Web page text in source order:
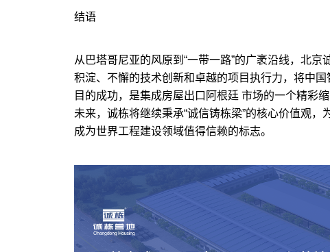
结语
从巴塔哥尼亚的风原到“一带一路”的广袤沿线，北
积淀、不懈的技术创新和卓越的项目执行力，将中
目的成功，是集成房屋出口阿根廷 市场的一个精彩
未来，诚栋将继续秉承“诚信铸栋梁”的核心价值观
成为世界工程建设领域值得信赖的标志。